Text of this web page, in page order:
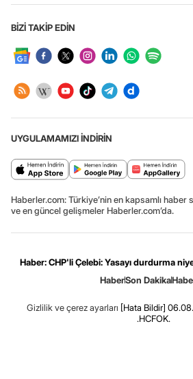
BİZİ TAKİP EDİN
UYGULAMAMIZI İNDİRİN
Haberler.com: Türkiye’nin en kapsamlı
ve en güncel gelişmeler Haberler.com’da.
Haber: CHP'li Çelebi: Yasayı durdurma
HaberSon Dakika
Gizlilik ve çerez ayarları [Hata Bildir]
.HCFOK.